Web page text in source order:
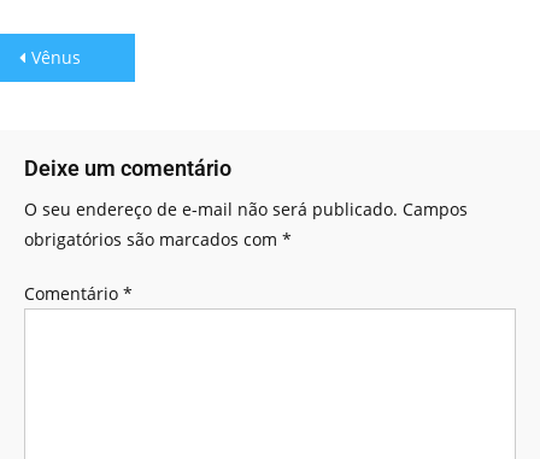
Vênus
Deixe um comentário
O seu endereço de e-mail não será publicado. Campos
obrigatórios são marcados com *
Comentário *